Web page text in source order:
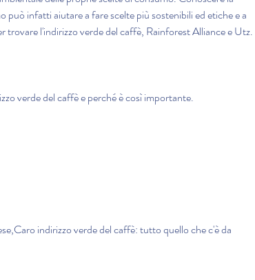
può infatti aiutare a fare scelte più sostenibili ed etiche e a
trovare l'indirizzo verde del caffè, Rainforest Alliance e Utz.
verde del caffè e perché è così importante.
indirizzo verde del caffè: tutto quello che c'è da